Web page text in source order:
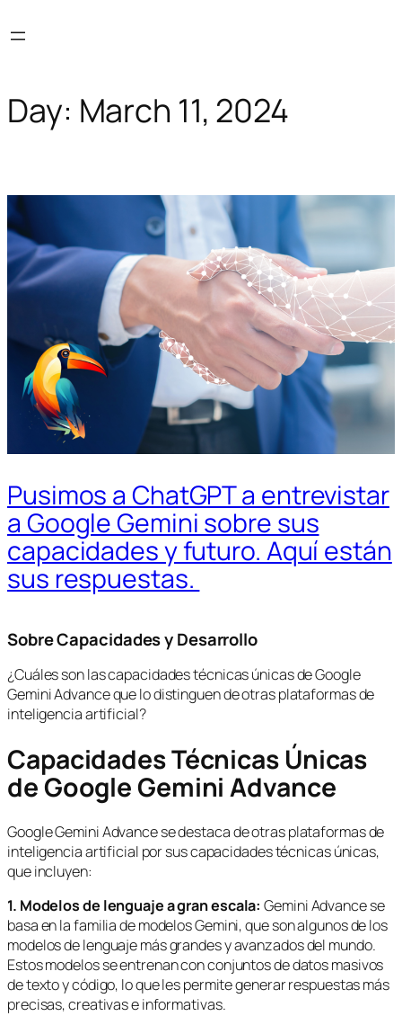
to
Day: March 11, 2024
Pusimos a ChatGPT a entrevistar
a Google Gemini sobre sus
capacidades y futuro. Aquí están
sus respuestas.
Sobre Capacidades y Desarrollo
¿Cuáles son las capacidades técnicas únicas de Google
Gemini Advance que lo distinguen de otras plataformas de
inteligencia artificial?
Capacidades Técnicas Únicas
de Google Gemini Advance
Google Gemini Advance se destaca de otras plataformas de
inteligencia artificial por sus capacidades técnicas únicas,
que incluyen:
1. Modelos de lenguaje a gran escala: Gemini Advance se
basa en la familia de modelos Gemini, que son algunos de los
modelos de lenguaje más grandes y avanzados del mundo.
Estos modelos se entrenan con conjuntos de datos masivos
de texto y código, lo que les permite generar respuestas más
precisas, creativas e informativas.